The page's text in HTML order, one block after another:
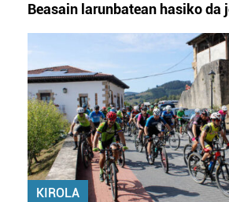
Beasain larunbatean hasiko da
KIROLA